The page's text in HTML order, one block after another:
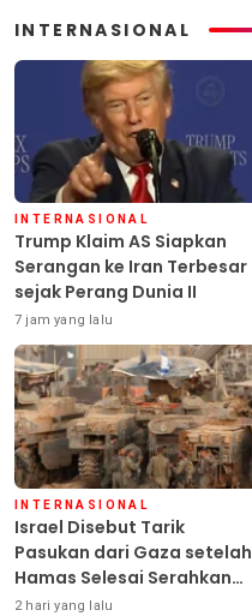
INTERNASIONAL
INTERNASIONAL
Trump Klaim AS Siapkan
Serangan ke Iran Terbesar
sejak Perang Dunia II
7 jam yang lalu
INTERNASIONAL
Israel Disebut Tarik
Pasukan dari Gaza setelah
Hamas Selesai Serahkan
Senjata
2 hari yang lalu